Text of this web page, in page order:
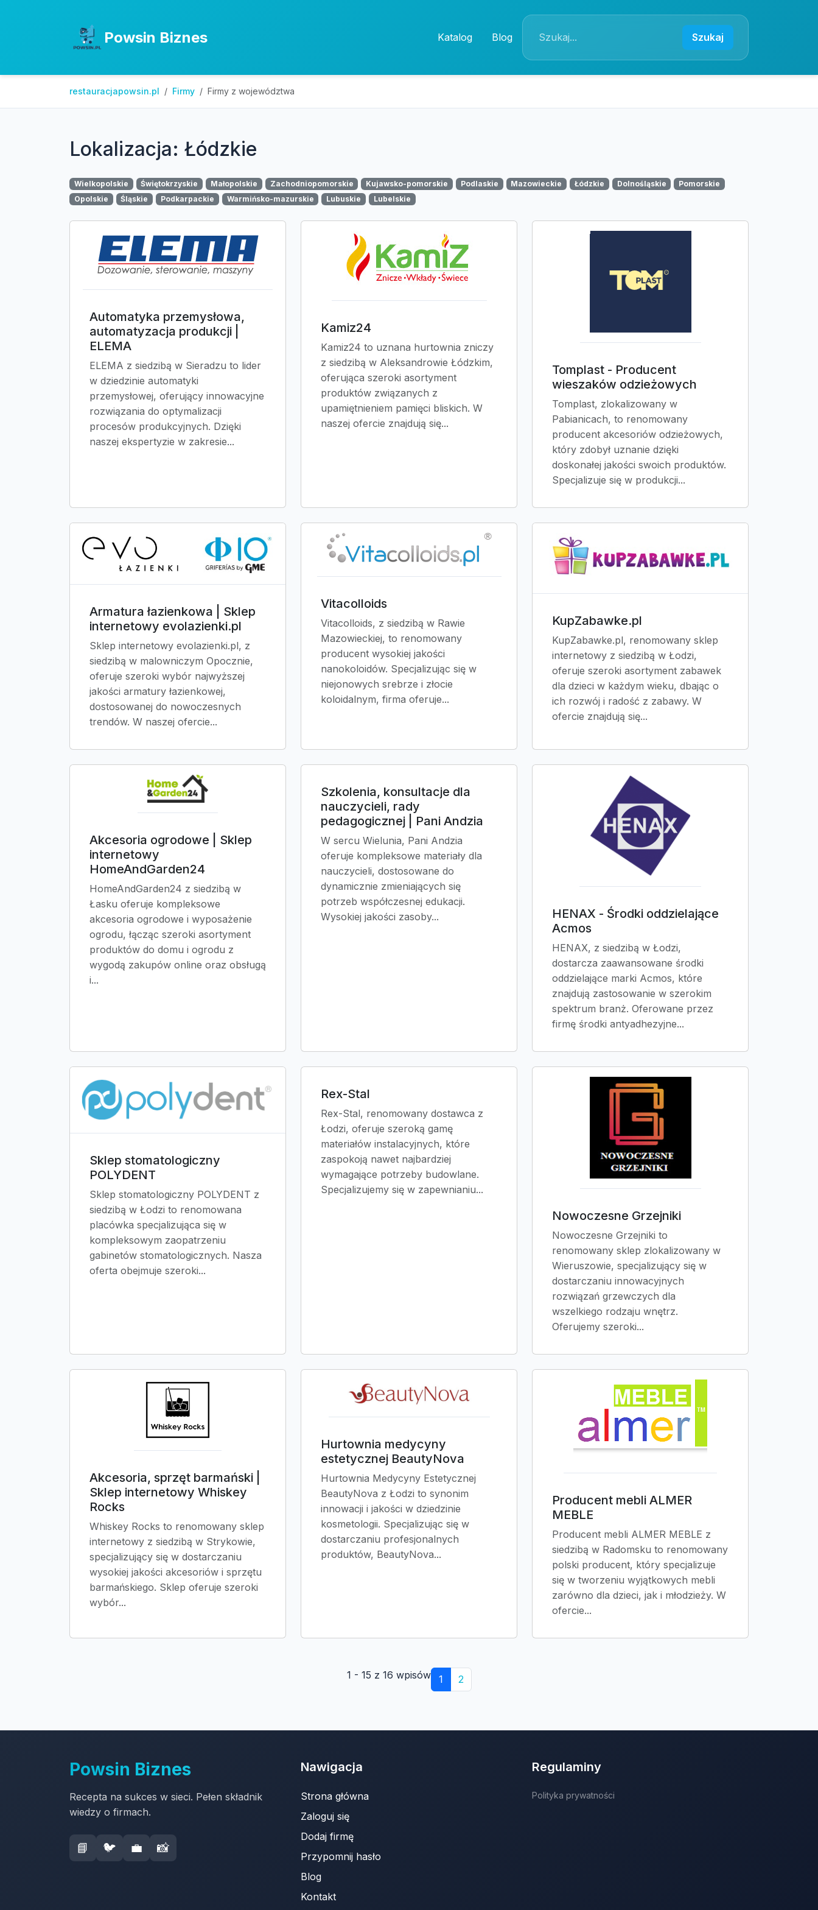
Powsin Biznes Katalog Blog Szukaj
restauracjapowsin.pl Firmy Firmy z województwa
Lokalizacja: Łódzkie
Wielkopolskie Świętokrzyskie Małopolskie Zachodniopomorskie Kujawsko-pomorskie Podlaskie Mazowieckie Łódzkie Dolnośląskie
Pomorskie
Opolskie
Śląskie Podkarpackie Warmińsko-mazurskie Lubuskie Lubelskie
Automatyka przemysłowa,
automatyzacja produkcji |
ELEMA
ELEMA z siedzibą w Sieradzu to lider
w dziedzinie automatyki
przemysłowej, oferujący innowacyjne
rozwiązania do optymalizacji
procesów produkcyjnych. Dzięki
naszej ekspertyzie w zakresie...
Kamiz24
Kamiz24 to uznana hurtownia zniczy
z siedzibą w Aleksandrowie Łódzkim,
oferująca szeroki asortyment
produktów związanych z
upamiętnieniem pamięci bliskich. W
naszej ofercie znajdują się...
Tomplast - Producent
wieszaków odzieżowych
Tomplast, zlokalizowany w
Pabianicach, to renomowany
producent akcesoriów odzieżowych,
który zdobył uznanie dzięki
doskonałej jakości swoich produktów.
Specjalizuje się w produkcji...
Armatura łazienkowa | Sklep
internetowy evolazienki.pl
Sklep internetowy evolazienki.pl, z
siedzibą w malowniczym Opocznie,
oferuje szeroki wybór najwyższej
jakości armatury łazienkowej,
dostosowanej do nowoczesnych
trendów. W naszej ofercie...
Vitacolloids
Vitacolloids, z siedzibą w Rawie
Mazowieckiej, to renomowany
producent wysokiej jakości
nanokoloidów. Specjalizując się w
niejonowych srebrze i złocie
koloidalnym, firma oferuje...
KupZabawke.pl
KupZabawke.pl, renomowany sklep
internetowy z siedzibą w Łodzi,
oferuje szeroki asortyment zabawek
dla dzieci w każdym wieku, dbając o
ich rozwój i radość z zabawy. W
ofercie znajdują się...
Akcesoria ogrodowe | Sklep
internetowy
HomeAndGarden24
HomeAndGarden24 z siedzibą w
Łasku oferuje kompleksowe
akcesoria ogrodowe i wyposażenie
ogrodu, łącząc szeroki asortyment
produktów do domu i ogrodu z
wygodą zakupów online oraz obsługą
i...
Szkolenia, konsultacje dla
nauczycieli, rady
pedagogicznej | Pani Andzia
W sercu Wielunia, Pani Andzia
oferuje kompleksowe materiały dla
nauczycieli, dostosowane do
dynamicznie zmieniających się
potrzeb współczesnej edukacji.
Wysokiej jakości zasoby...
HENAX - Środki oddzielające
Acmos
HENAX, z siedzibą w Łodzi,
dostarcza zaawansowane środki
oddzielające marki Acmos, które
znajdują zastosowanie w szerokim
spektrum branż. Oferowane przez
firmę środki antyadhezyjne...
Sklep stomatologiczny
POLYDENT
Sklep stomatologiczny POLYDENT z
siedzibą w Łodzi to renomowana
placówka specjalizująca się w
kompleksowym zaopatrzeniu
gabinetów stomatologicznych. Nasza
oferta obejmuje szeroki...
Rex-Stal
Rex-Stal, renomowany dostawca z
Łodzi, oferuje szeroką gamę
materiałów instalacyjnych, które
zaspokoją nawet najbardziej
wymagające potrzeby budowlane.
Specjalizujemy się w zapewnianiu...
Nowoczesne Grzejniki
Nowoczesne Grzejniki to
renomowany sklep zlokalizowany w
Wieruszowie, specjalizujący się w
dostarczaniu innowacyjnych
rozwiązań grzewczych dla
wszelkiego rodzaju wnętrz.
Oferujemy szeroki...
Akcesoria, sprzęt barmański |
Sklep internetowy Whiskey
Rocks
Whiskey Rocks to renomowany sklep
internetowy z siedzibą w Strykowie,
specjalizujący się w dostarczaniu
wysokiej jakości akcesoriów i sprzętu
barmańskiego. Sklep oferuje szeroki
wybór...
Hurtownia medycyny
estetycznej BeautyNova
Hurtownia Medycyny Estetycznej
BeautyNova z Łodzi to synonim
innowacji i jakości w dziedzinie
kosmetologii. Specjalizując się w
dostarczaniu profesjonalnych
produktów, BeautyNova...
Producent mebli ALMER
MEBLE
Producent mebli ALMER MEBLE z
siedzibą w Radomsku to renomowany
polski producent, który specjalizuje
się w tworzeniu wyjątkowych mebli
zarówno dla dzieci, jak i młodzieży. W
ofercie...
1 - 15 z 16 wpisów 1 2
Powsin Biznes
Recepta na sukces w sieci. Pełen składnik
wiedzy o firmach.
📘 🐦 💼 📸
Nawigacja
Strona główna
Zaloguj się
Dodaj firmę
Przypomnij hasło
Blog
Kontakt
Regulaminy
Polityka prywatności